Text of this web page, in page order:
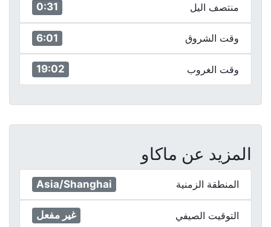
منتصف اليل 0:31
وقت الشروق 6:01
وقت الغروب 19:02
المزيد عن ماكاو
المنطقة الزمنية Asia/Shanghai
التوقيت الصيفي غير مفعل